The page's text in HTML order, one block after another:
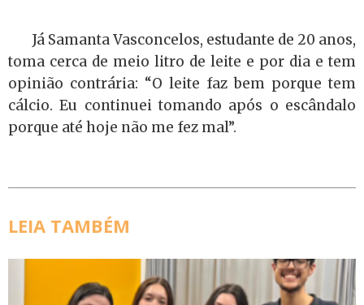
Já Samanta Vasconcelos, estudante de 20 anos,
toma cerca de meio litro de leite e por dia e tem
opinião contrária: “O leite faz bem porque tem
cálcio. Eu continuei tomando após o escândalo
porque até hoje não me fez mal”.
LEIA TAMBÉM